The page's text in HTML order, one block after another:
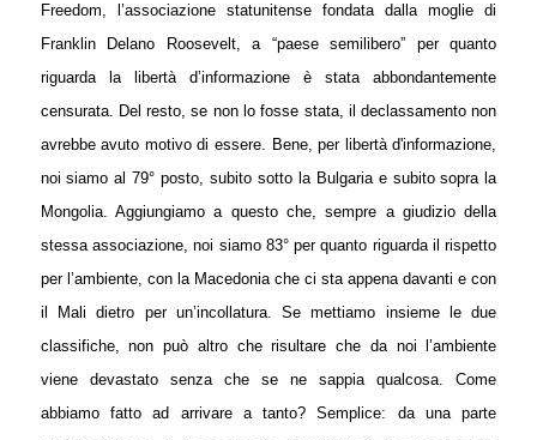
Freedom, l’associazione statunitense fondata dalla moglie di
Franklin Delano Roosevelt, a “paese semilibero” per quanto
riguarda la libertà d’informazione è stata abbondantemente
censurata. Del resto, se non lo fosse stata, il declassamento non
avrebbe avuto motivo di essere. Bene, per libertà d'informazione,
noi siamo al 79° posto, subito sotto la Bulgaria e subito sopra la
Mongolia. Aggiungiamo a questo che, sempre a giudizio della
stessa associazione, noi siamo 83° per quanto riguarda il rispetto
per l’ambiente, con la Macedonia che ci sta appena davanti e con
il Mali dietro per un’incollatura. Se mettiamo insieme le due
classifiche, non può altro che risultare che da noi l’ambiente
viene devastato senza che se ne sappia qualcosa. Come
abbiamo fatto ad arrivare a tanto? Semplice: da una parte